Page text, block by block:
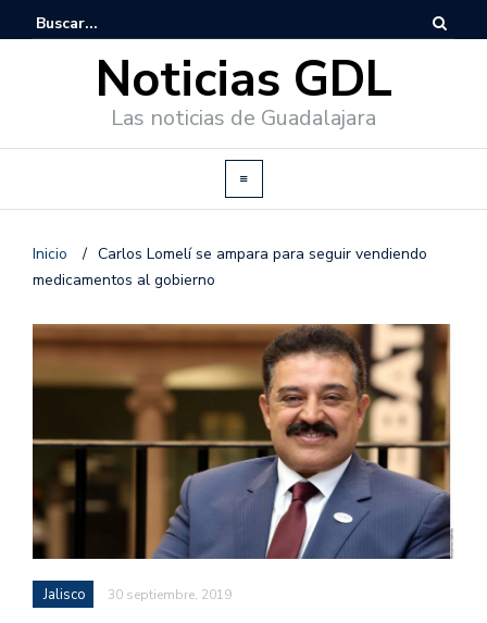
Noticias GDL
Las noticias de Guadalajara
Inicio / Carlos Lomelí se ampara para seguir vendiendo
medicamentos al gobierno
Jalisco 30 septiembre, 2019